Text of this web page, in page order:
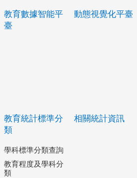
教育數據智能平
臺
動態視覺化平臺
教育統計標準分
類
學科標準分類查詢
教育程度及學科分
類
相關統計資訊